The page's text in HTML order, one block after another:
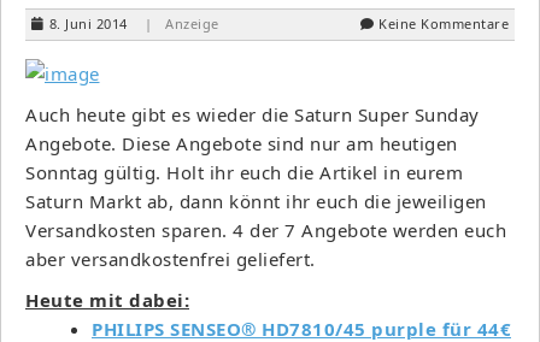
8. Juni 2014 | Anzeige Keine Kommentare
Auch heute gibt es wieder die Saturn Super Sunday
Angebote. Diese Angebote sind nur am heutigen
Sonntag gültig. Holt ihr euch die Artikel in eurem
Saturn Markt ab, dann könnt ihr euch die jeweiligen
Versandkosten sparen. 4 der 7 Angebote werden euch
aber versandkostenfrei geliefert.
Heute mit dabei:
PHILIPS SENSEO® HD7810/45 purple für 44€